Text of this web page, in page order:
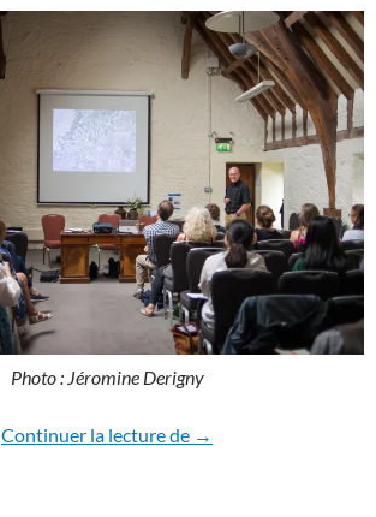
Photo : Jéromine Derigny
Continuer la lecture de Retour sur la Water
→